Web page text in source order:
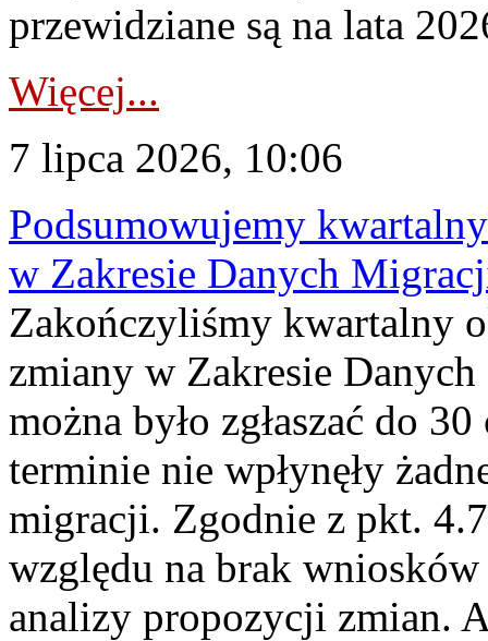
przewidziane są na lata
Więcej...
7 lipca 2026, 10:06
Podsumowujemy
w Zakresie Danych
Zakończyliśmy kwartalny
zmiany w Zakresie
można było zgłaszać do
terminie nie wpłynęły
migracji. Zgodnie z pkt.
względu na brak
analizy propozycji zmian.